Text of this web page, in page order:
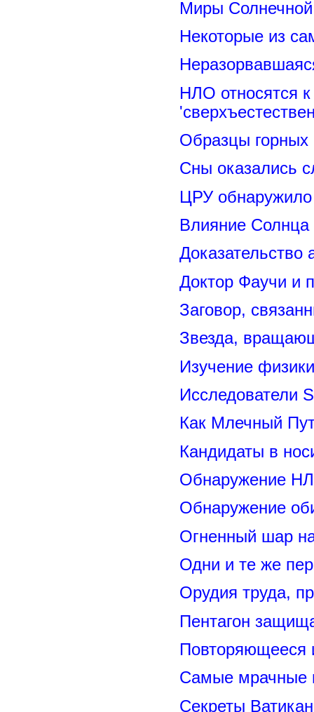
Миры
Некоторые из
НЛО относятся к
Образцы горных
Сны оказались
ЦРУ обнаружило
Влияние
Доказательство
Доктор Фаучи и
Заговор,
Звезда,
Изучение
Исследователи
Как Млечный
Кандидаты в
Обнаружение
Обнаружение
Огненный шар
Одни и те же
Орудия труда,
Пентагон
Повторяющееся
Самые мрачные
Секреты